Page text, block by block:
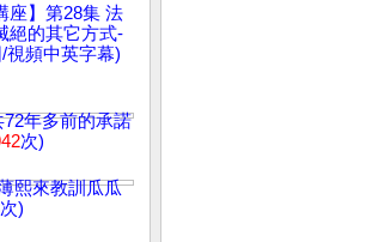
座】第28集 法
絕的其它方式-
視頻中英字幕)
年多前的承諾
次)
熙來教訓瓜瓜
次)